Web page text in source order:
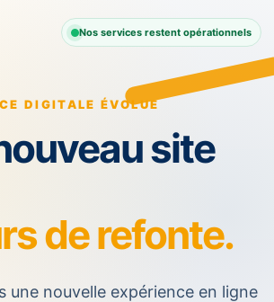
Nos services restent opérationnels
DIGITALE ÉVOLUE
site
de refonte.
une nouvelle expérience en ligne